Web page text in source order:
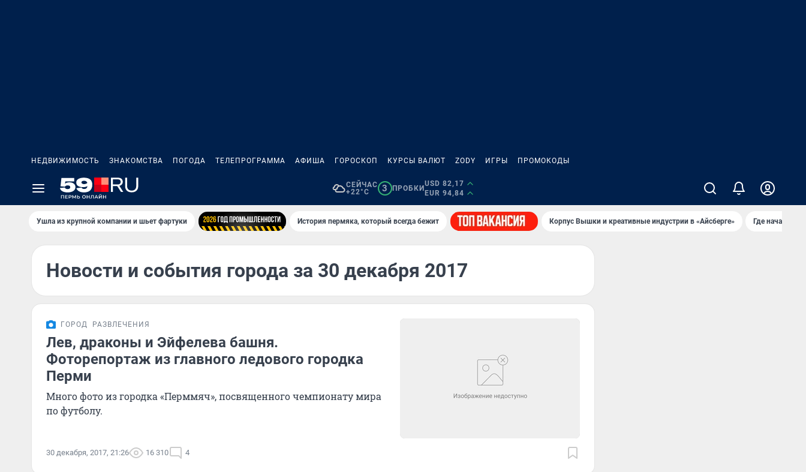
НЕДВИЖИМОСТЬ ЗНАКОМСТВА ПОГОДА ТЕЛЕПРОГРАММА АФИША ГОРОСКОП КУРСЫ ВАЛЮТ ZODY ИГРЫ ПРОМОКОДЫ
СЕЙЧАС
+22°C
3 ПРОБКИ
USD 82,17
EUR 94,84
Ушла из крупной компании и шьет фартуки История пермяка, который всегда бежит Корпус Вышки и креативные индустрии в «Айсберге» Где начать
Новости и события города за 30 декабря 2017
ГОРОД РАЗВЛЕЧЕНИЯ
Лев, драконы и Эйфелева башня.
Фоторепортаж из главного ледового городка
Перми
Много фото из городка «Перммяч», посвященного чемпионату мира
по футболу.
30 декабря, 2017, 21:26 16 310 4